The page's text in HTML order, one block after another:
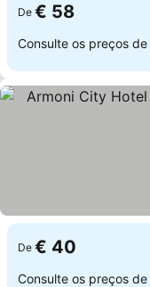
De € 58
Consulte os preços de
De € 40
Consulte os preços de